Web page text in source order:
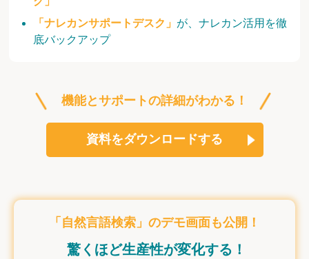
「ナレカンサポートデスク」 が、ナレカン活用を徹
底バックアップ
機能とサポートの詳細がわかる！
資料をダウンロードする
「自然言語検索」のデモ画面も公開！
驚くほど生産性が変化する！